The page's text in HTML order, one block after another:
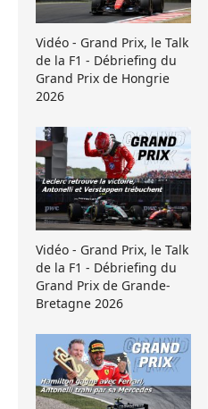
Vidéo - Grand Prix, le Talk
de la F1 - Débriefing du
Grand Prix de Hongrie
2026
Vidéo - Grand Prix, le Talk
de la F1 - Débriefing du
Grand Prix de Grande-
Bretagne 2026